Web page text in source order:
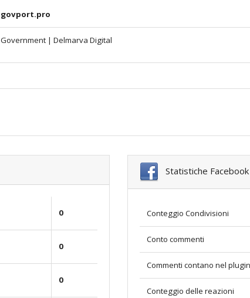
govport.pro
Government | Delmarva Digital
0
0
0
Statistiche Facebook
Conteggio Condivisioni
Conto commenti
Commenti contano nel plugin
Conteggio delle reazioni